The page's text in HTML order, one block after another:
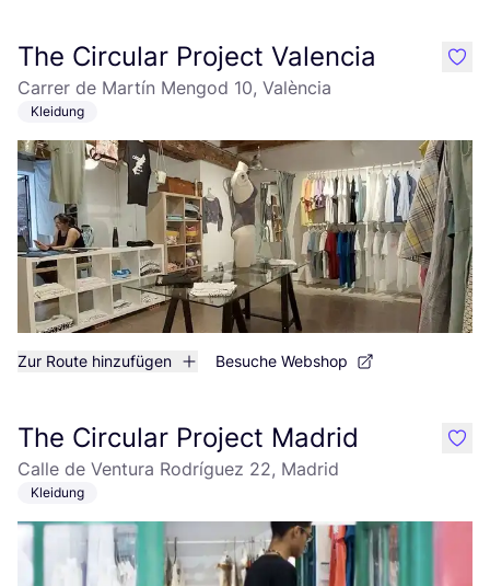
The Circular Project Valencia
Carrer de Martín Mengod 10, València
Kleidung
Zur Route hinzufügen Besuche Webshop
like
The Circular Project Madrid
Calle de Ventura Rodríguez 22, Madrid
Kleidung
like